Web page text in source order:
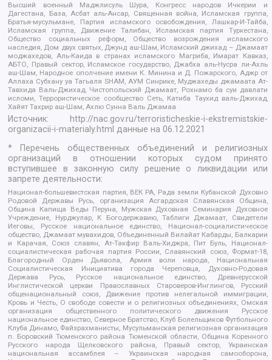
Высший военный Маджлисуль Шура, Конгресс народов Ичкерии и
Дагестана, База, Асбат аль-Ансар, Священная война, Исламская группа,
Братья-мусульмане, Партия исламского освобождения, Лашкар-И-Тайба,
Исламская группа, Движение Талибан, Исламская партия Туркестана,
Общество социальных реформ, Общество возрождения исламского
наследия, Дом двух святых, Джунд аш-Шам, Исламский джихад – Джамаат
моджахедов, Аль-Каида в странах исламского Магриба, Имарат Кавказ,
АБТО, Правый сектор, Исламское государство, Джабха аль-Нусра ли-Ахль
аш-Шам, Народное ополчение имени К. Минина и Д. Пожарского, Аджр от
Аллаха Субхану уа Тагьаля SHAM, АУМ Синрике, Муджахеды джамаата Ат-
Тавхида Валь-Джихад, Чистопольский Джамаат, Рохнамо ба суи давлати
исломи, Террористическое сообщество Сеть, Катиба Таухид валь-Джихад,
Хайят Тахрир аш-Шам, Ахлю Сунна Валь Джамаа
Источник:
http://nac.gov.ru/terroristicheskie-i-ekstremistskie-
organizacii-i-materialy.html данные на06.12.2021
* Перечень общественных объединений и религиозных
организаций в отношении которых судом принято
вступившее в законную силу решение о ликвидации или
запрете деятельности:
Национал-большевистская партия, ВЕК РА, Рада земли Кубанской Духовно
Родовой Державы Русь, организация Асгардская Славянская Община,
Община Капища Веды Перуна, Мужская Духовная Семинария Духовное
Учреждение, Нурджулар, К Богодержавию, Таблиги Джамаат, Свидетели
Иеговы, Русское национальное единство, Национал-социалистическое
общество, Джамаат мувахидов, Объединенный Вилайат Кабарды, Балкарии
и Карачая, Союз славян, Ат-Такфир Валь-Хиджра, Пит Буль, Национал-
социалистическая рабочая партия России, Славянский союз, Формат-18,
Благородный Орден Дьявола, Армия воли народа, Национальная
Социалистическая Инициатива города Череповца, Духовно-Родовая
Держава Русь, Русское национальное единство, Древнерусской
Инглистической церкви Православных Староверов-Инглингов, Русский
общенациональный союз, Движение против нелегальной иммиграции,
Кровь и Честь, О свободе совести и о религиозных объединениях, Омская
организация общественного политического движения Русское
национальное единство, Северное Братство, Клуб Болельщиков Футбольного
Клуба Динамо, Файзрахманисты, Мусульманская религиозная организация
п. Боровский Тюменского района Тюменской области, Община Коренного
Русского народа Щелковского района, Правый сектор, Украинская
национальная ассамблея – Украинская народная самооборона,